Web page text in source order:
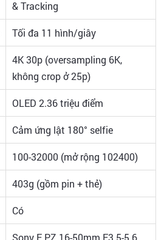
& Tracking
Tối đa 11 hình/giây
4K 30p (oversampling 6K,
không crop ở 25p)
OLED 2.36 triệu điểm
Cảm ứng lật 180° selfie
100-32000 (mở rộng 102400)
403g (gồm pin + thẻ)
Có
Sony E PZ 16-50mm F3.5-5.6